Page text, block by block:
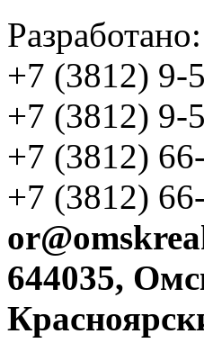
Разработано:
+7 (3812) 9-
+7 (3812) 9-
+7 (3812)
+7 (3812)
644035,